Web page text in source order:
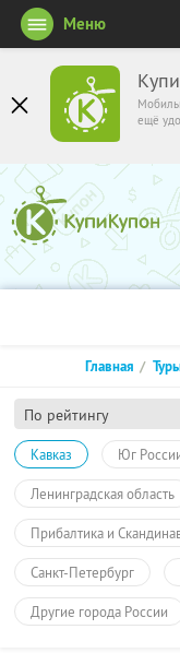
ещё
Меню
По рейтингу
Главная
Кавказ Юг
Ленинградская область
Прибалтика и
Санкт-Петербург
Другие города России